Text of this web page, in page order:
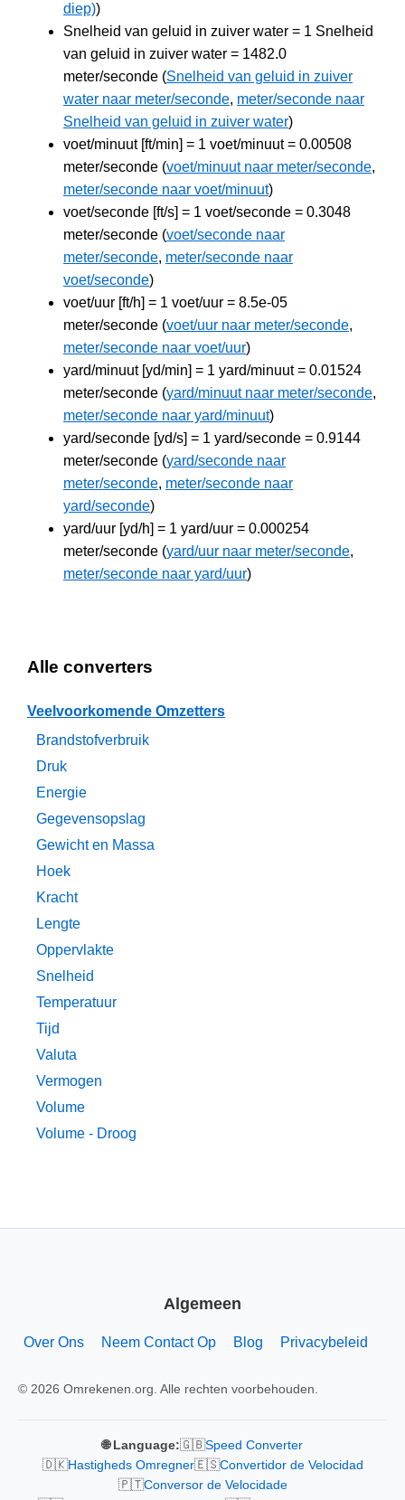
diep))
Snelheid van geluid in zuiver water = 1 Snelheid
van geluid in zuiver water = 1482.0
meter/seconde (Snelheid van geluid in zuiver
water naar meter/seconde, meter/seconde naar
Snelheid van geluid in zuiver water)
voet/minuut [ft/min] = 1 voet/minuut = 0.00508
meter/seconde (voet/minuut naar meter/seconde,
meter/seconde naar voet/minuut)
voet/seconde [ft/s] = 1 voet/seconde = 0.3048
meter/seconde (voet/seconde naar
meter/seconde, meter/seconde naar
voet/seconde)
voet/uur [ft/h] = 1 voet/uur = 8.5e-05
meter/seconde (voet/uur naar meter/seconde,
meter/seconde naar voet/uur)
yard/minuut [yd/min] = 1 yard/minuut = 0.01524
meter/seconde (yard/minuut naar meter/seconde,
meter/seconde naar yard/minuut)
yard/seconde [yd/s] = 1 yard/seconde = 0.9144
meter/seconde (yard/seconde naar
meter/seconde, meter/seconde naar
yard/seconde)
yard/uur [yd/h] = 1 yard/uur = 0.000254
meter/seconde (yard/uur naar meter/seconde,
meter/seconde naar yard/uur)
Alle converters
Veelvoorkomende Omzetters
Brandstofverbruik
Druk
Energie
Gegevensopslag
Gewicht en Massa
Hoek
Kracht
Lengte
Oppervlakte
Snelheid
Temperatuur
Tijd
Valuta
Vermogen
Volume
Volume - Droog
Algemeen
Over Ons Neem Contact Op Blog Privacybeleid
© 2026 Omrekenen.org. Alle rechten voorbehouden.
🌐 Language:🇬🇧Speed Converter
🇩🇰Hastigheds Omregner🇪🇸Convertidor de Velocidad
🇵🇹Conversor de Velocidade